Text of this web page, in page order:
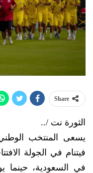
Share
الثورة نت /..
يسعى المنتخب
فيتنام في الجولة
في السعودية، حينما